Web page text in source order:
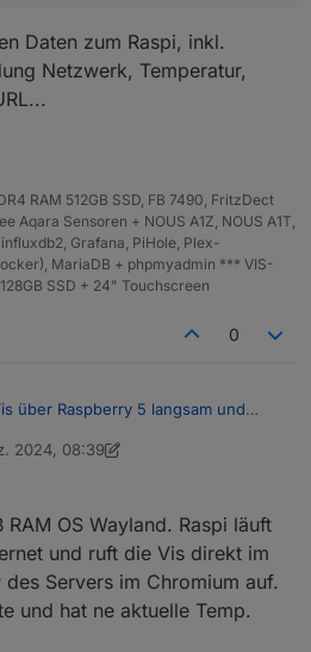
ist allerdings nicht mehr viel
eine LED-Anzeige mit einem Binding.
Daten zum Raspi, inkl.
Netzwerk, Temperatur,
RAM 512GB SSD, FB 7490, FritzDect
Aqara Sensoren + NOUS A1Z, NOUS A1T,
Grafana, PiHole, Plex-
MariaDB + phpmyadmin *** VIS-
SSD + 24" Touchscreen
0
über Raspberry 5 langsam und
Daten zum Raspi, inkl.
Netzwerk, Temperatur,
URL...
2024, 08:39
MarcIO12. Apr. 2024, 09:40
OS Wayland. Raspi läuft
und ruft die Vis direkt im
Servers im Chromium auf.
und hat ne aktuelle Temp.